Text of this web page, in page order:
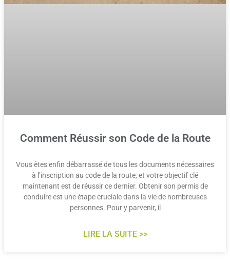
Comment Réussir son Code de la Route
Vous êtes enfin débarrassé de tous les documents nécessaires
à l’inscription au code de la route, et votre objectif clé
maintenant est de réussir ce dernier. Obtenir son permis de
conduire est une étape cruciale dans la vie de nombreuses
personnes. Pour y parvenir, il
LIRE LA SUITE >>